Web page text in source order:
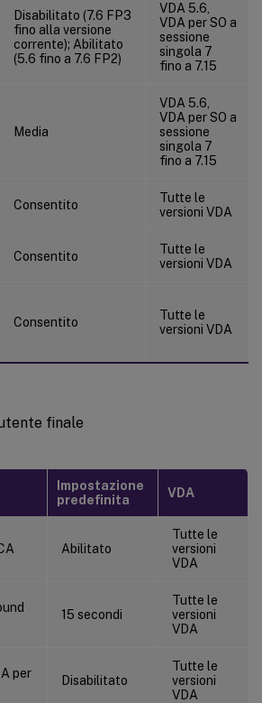
Disabilitato (7.6 FP3
fino alla versione
corrente); Abilitato
(5.6 fino a 7.6 FP2)
VDA 5.6,
VDA per SO a
sessione
singola 7
fino a 7.15
Media
VDA 5.6,
VDA per SO a
sessione
singola 7
fino a 7.15
Consentito
Tutte le
versioni VDA
Consentito
Tutte le
versioni VDA
Consentito
Tutte le
versioni VDA
finale
Impostazione
predefinita
VDA
Abilitato
Tutte le
versioni
VDA
15 secondi
Tutte le
versioni
VDA
per
Disabilitato
Tutte le
versioni
VDA